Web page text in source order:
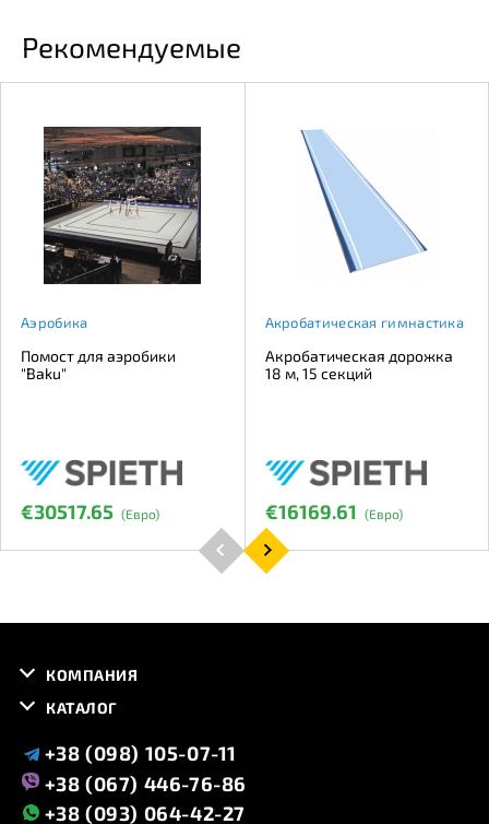
Рекомендуемые
Аэробика
Помост для аэробики
"Baku"
€30517.65 (Евро)
Акробатическая гимнастика
Акробатическая дорожка
18 м, 15 секций
€16169.61 (Евро)
КОМПАНИЯ
КАТАЛОГ
+38 (098) 105-07-11
+38 (067) 446-76-86
+38 (093) 064-42-27